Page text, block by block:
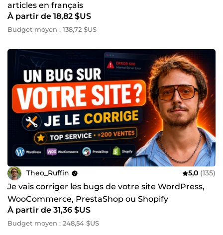
articles en français
À partir de 18,82 $US
Budget moyen : 138,72 $US
Theo_Ruffin 5,0 (135)
Je vais corriger les bugs de votre site WordPress,
WooCommerce, PrestaShop ou Shopify
À partir de 31,36 $US
Budget moyen : 248,54 $US